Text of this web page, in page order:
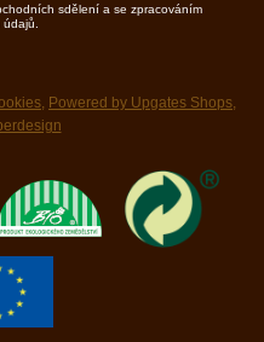
sdělení a se zpracováním
Powered by Upgates Shops